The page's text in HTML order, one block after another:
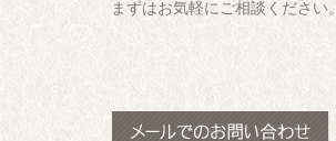
まずはお気軽にご相談ください。